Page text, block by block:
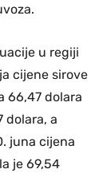
u regiji
cijene sirove
66,47 dolara
dolara, a
juna cijena
je 69,54